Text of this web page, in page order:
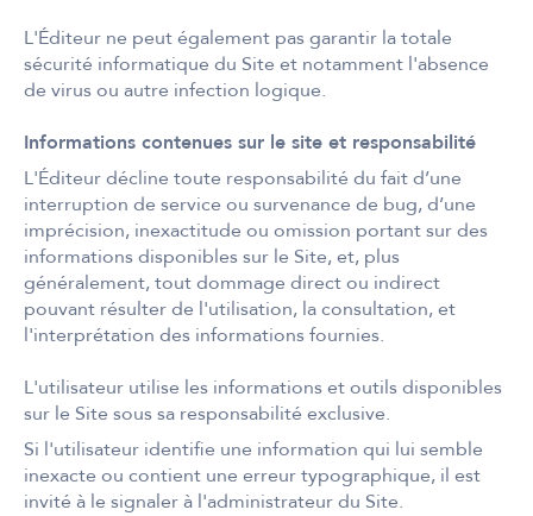
L'Éditeur ne peut également pas garantir la totale
sécurité informatique du Site et notamment l'absence
de virus ou autre infection logique.
Informations contenues sur le site et responsabilité
L'Éditeur décline toute responsabilité du fait d’une
interruption de service ou survenance de bug, d’une
imprécision, inexactitude ou omission portant sur des
informations disponibles sur le Site, et, plus
généralement, tout dommage direct ou indirect
pouvant résulter de l'utilisation, la consultation, et
l'interprétation des informations fournies.
L'utilisateur utilise les informations et outils disponibles
sur le Site sous sa responsabilité exclusive.
Si l'utilisateur identifie une information qui lui semble
inexacte ou contient une erreur typographique, il est
invité à le signaler à l'administrateur du Site.